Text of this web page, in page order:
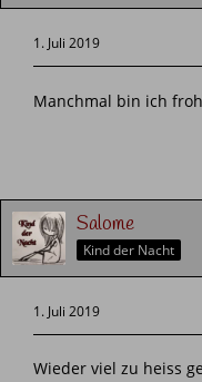
1. Juli 2019
Manchmal bin ich
Salome
Kind der Nacht
1. Juli 2019
Wieder viel zu heiss